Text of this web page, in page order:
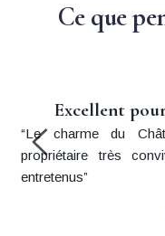
Ce que
Excellent
“Le charme du
propriétaire très
entretenus”